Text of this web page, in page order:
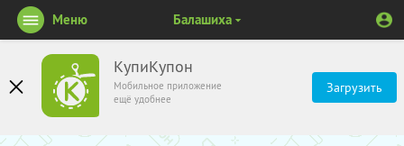
КупиКупон
Мобильное приложение
ещё удобнее
Загрузить
Меню Балашиха